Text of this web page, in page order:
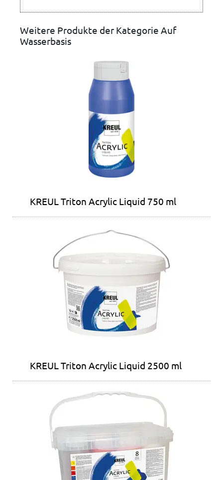
Weitere Produkte der Kategorie Auf
Wasserbasis
KREUL Triton Acrylic Liquid 750 ml
KREUL Triton Acrylic Liquid 2500 ml